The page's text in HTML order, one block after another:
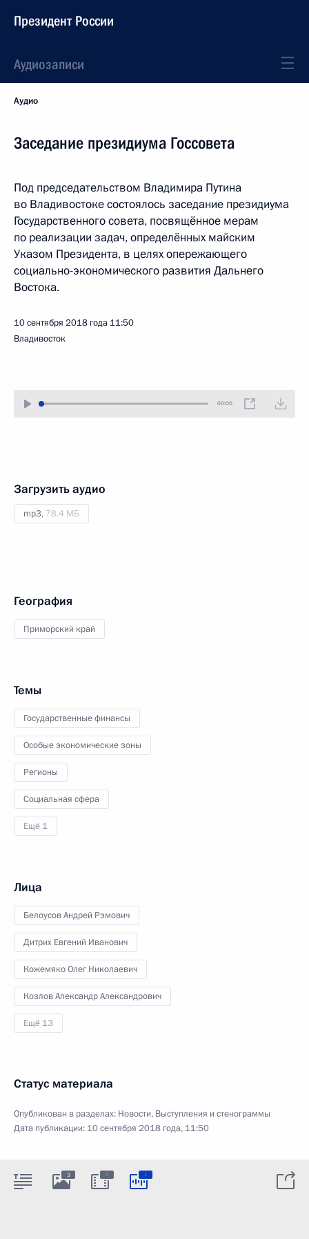
Президент России
Аудиозаписи
Аудио
Заседание президиума Госсовета
Под председательством Владимира Путина
во Владивостоке состоялось заседание президиума
Государственного совета, посвящённое мерам
по реализации задач, определённых майским
Указом Президента, в целях опережающего
социально-экономического развития Дальнего
Востока.
10 сентября 2018 года 11:50
Владивосток
00:00
Загрузить аудио
mp3, 78.4 МБ
География
Приморский край
Темы
Государственные финансы
Особые экономические зоны
Регионы
Социальная сфера
Ещё 1
Лица
Белоусов Андрей Рэмович
Дитрих Евгений Иванович
Кожемяко Олег Николаевич
Козлов Александр Александрович
Ещё 13
Статус материала
Опубликован в разделах: Новости, Выступления и стенограммы
Дата публикации: 10 сентября 2018 года, 11:50
3 : :